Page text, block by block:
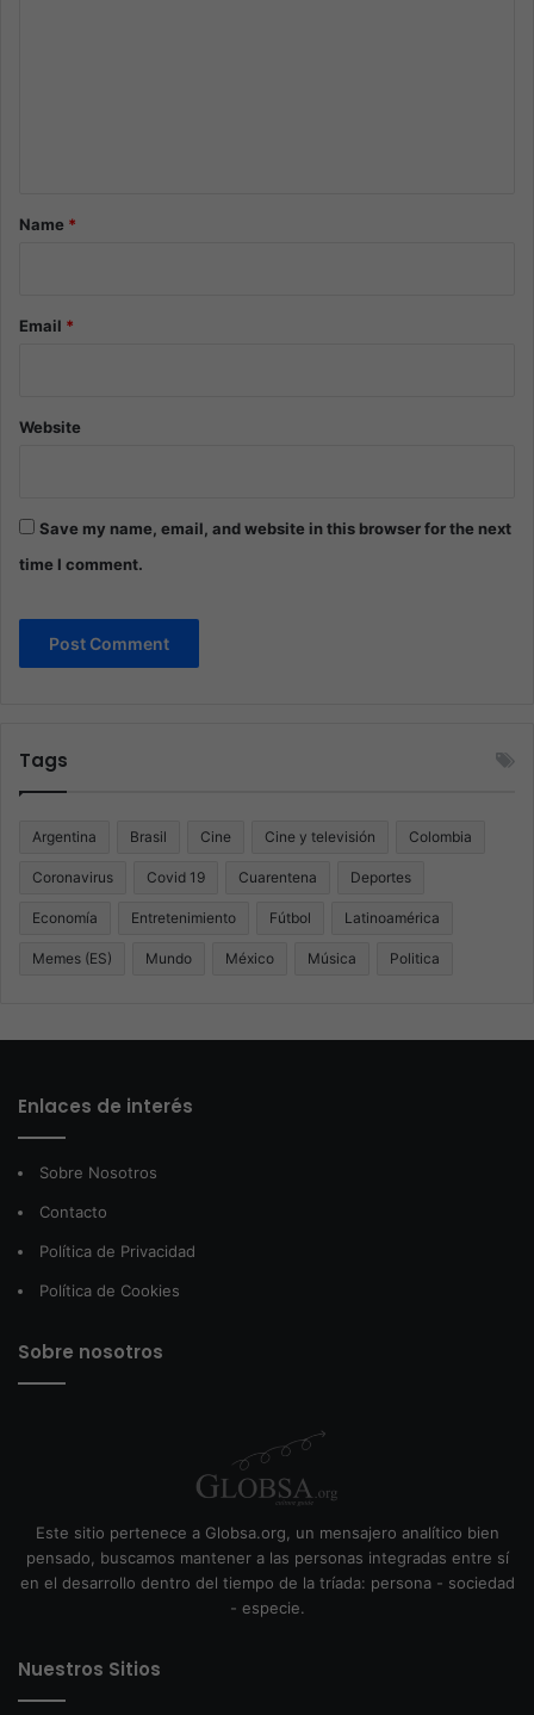
*Name *
Email *
Website
Save my name, email, and website in this browser for the next
time I comment.
Tags
Argentina Brasil Cine Cine y televisión Colombia
Coronavirus Covid 19 Cuarentena Deportes
Economía Entretenimiento Fútbol Latinoamérica
Memes (ES) Mundo México Música Politica
Enlaces de interés
Sobre Nosotros
Contacto
Política de Privacidad
Política de Cookies
Sobre nosotros
Este sitio pertenece a Globsa.org, un mensajero analítico bien
pensado, buscamos mantener a las personas integradas entre sí
en el desarrollo dentro del tiempo de la tríada: persona - sociedad
- especie.
Nuestros Sitios